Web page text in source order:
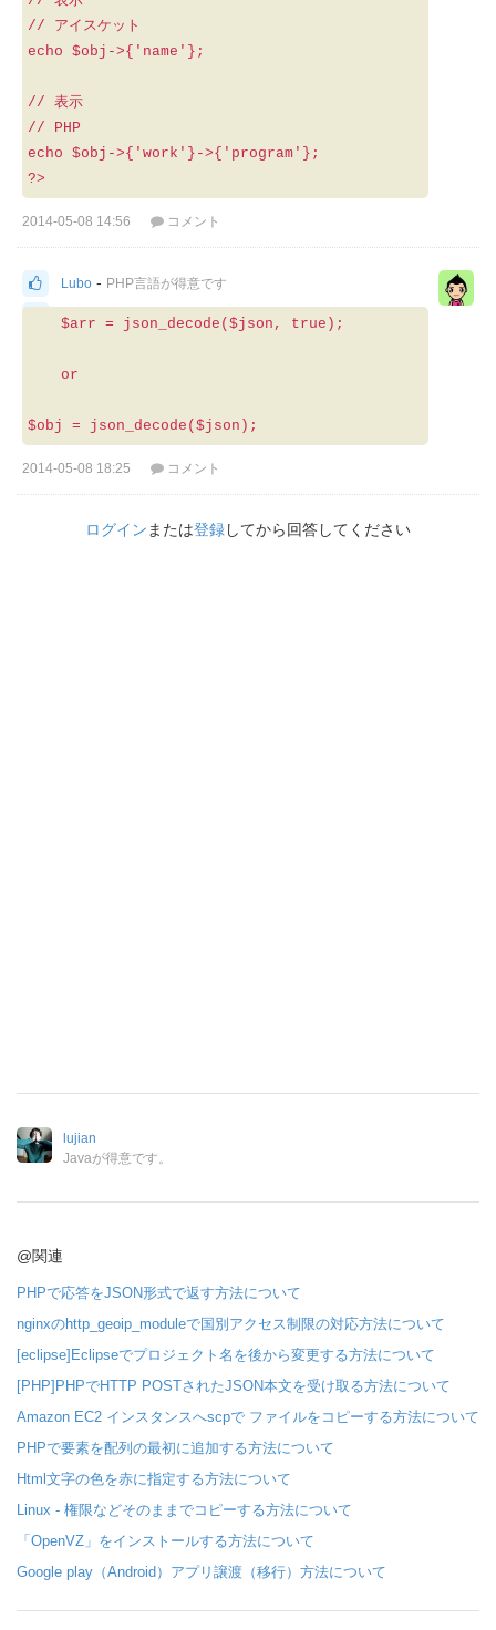
// アイスケット
echo $obj->{'name'};
// 表示
// PHP
echo $obj->{'work'}->{'program'};
?>
2014-05-08 14:56 コメント
Lubo - PHP言語が得意です
$arr = json_decode($json, true);
or
$obj = json_decode($json);
2014-05-08 18:25 コメント
ログイン または登録してから回答してください
lujian
Javaが得意です。
@関連
PHPで応答をJSON形式で返す方法について
nginxのhttp_geoip_moduleで国別アクセス制限の対応方法について
[eclipse]Eclipseでプロジェクト名を後から変更する方法について
[PHP]PHPでHTTP POSTされたJSON本文を受け取る方法について
Amazon EC2 インスタンスへscpで ファイルをコピーする方法について
PHPで要素を配列の最初に追加する方法について
Html文字の色を赤に指定する方法について
Linux - 権限などそのままでコピーする方法について
「OpenVZ」をインストールする方法について
Google play（Android）アプリ譲渡（移行）方法について